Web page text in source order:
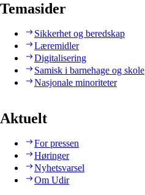
Temasider
Sikkerhet og beredskap
Læremidler
Digitalisering
Samisk i barnehage og skole
Nasjonale minoriteter
Aktuelt
For pressen
Høringer
Nyhetsvarsel
Om Udir